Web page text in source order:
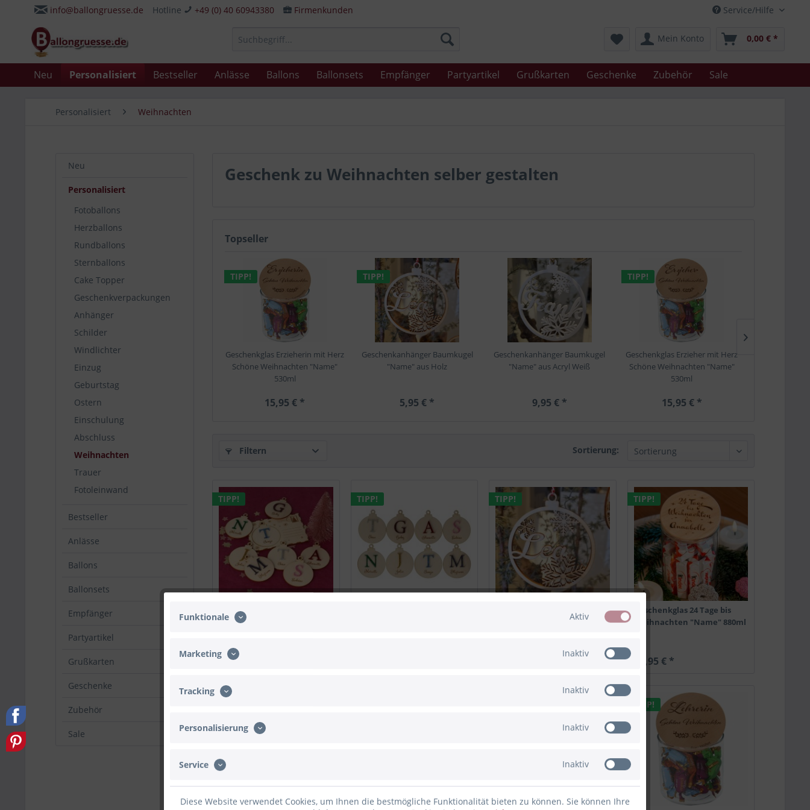
Service/Hilfe
info@ballongruesse.de Hotline +49 (0) 40 60943380 Firmenkunden
Mein Konto 0,00 € *
Neu Personalisiert Bestseller Anlässe Ballons Ballonsets Empfänger Partyartikel Grußkarten Geschenke Zubehör Sale
Personalisiert Weihnachten
Neu
Personalisiert
Fotoballons
Herzballons
Rundballons
Sternballons
Cake Topper
Geschenkverpackungen
Anhänger
Schilder
Windlichter
Einzug
Geburtstag
Ostern
Einschulung
Abschluss
Weihnachten
Trauer
Fotoleinwand
Bestseller
Anlässe
Ballons
Ballonsets
Empfänger
Partyartikel
Grußkarten
Geschenke
Zubehör
Sale
Geschenk zu Weihnachten selber gestalten
Topseller
TIPP!
Geschenkglas Erzieherin mit Herz
Schöne Weihnachten "Name"
530ml
15,95 € *
TIPP!
Geschenkanhänger Baumkugel
"Name" aus Holz
5,95 € *
Geschenkanhänger Baumkugel
"Name" aus Acryl Weiß
9,95 € *
TIPP!
Geschenkglas Erzieher mit Herz
Schöne Weihnachten "Name"
530ml
15,95 € *
Filtern Sortierung:
TIPP!
Holzpostkarte mit
personalisierter
6,95 € *
TIPP! TIPP!
Baumkugel "Name" aus Holz
TIPP!
Geschenkglas 24 Tage bis
Weihnachten "Name" 880ml
17,95 € *
TIPP!
Funktionale Aktiv
Marketing Inaktiv
Tracking Inaktiv
Personalisierung Inaktiv
Service Inaktiv
Diese Website verwendet Cookies, um Ihnen die bestmögliche Funktionalität bieten zu können. Sie können Ihre